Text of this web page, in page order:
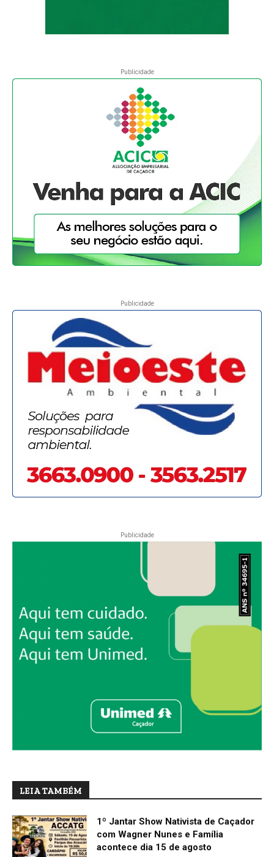
Publicidade
Publicidade
Publicidade
LEIA TAMBÉM
1º Jantar Show Nativista de Caçador
com Wagner Nunes e Família
acontece dia 15 de agosto